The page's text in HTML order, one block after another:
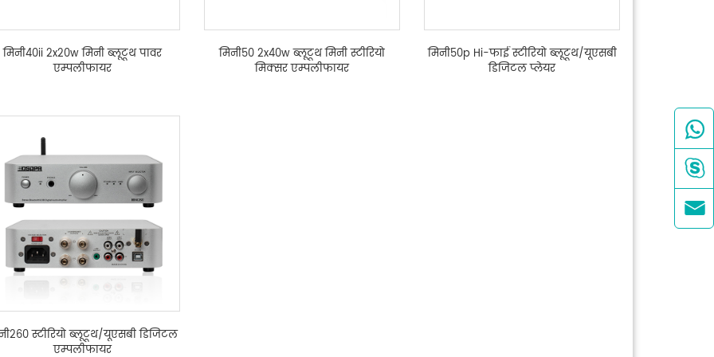
मिनी40ii 2x20w मिनी ब्लूटूथ पावर
एम्पलीफायर
मिनी50 2x40w ब्लूटूथ मिनी स्टीरियो
मिक्सर एम्पलीफायर
मिनी50p Hi-फाई स्टीरियो ब्लूटूथ/यूएसबी
डिजिटल प्लेयर
स्टीरियो ब्लूटूथ/यूएसबी डिजिटल
एम्पलीफायर


